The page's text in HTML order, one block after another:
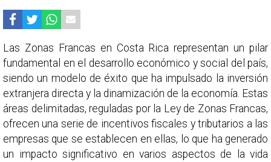
Las Zonas Francas en Costa Rica representan un pilar
fundamental en el desarrollo económico y social del país,
siendo un modelo de éxito que ha impulsado la inversión
extranjera directa y la dinamización de la economía. Estas
áreas delimitadas, reguladas por la Ley de Zonas Francas,
ofrecen una serie de incentivos fiscales y tributarios a las
empresas que se establecen en ellas, lo que ha generado
un impacto significativo en varios aspectos de la vida